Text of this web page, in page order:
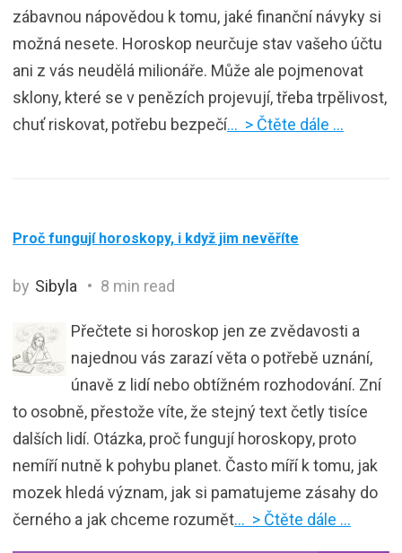
zábavnou nápovědou k tomu, jaké finanční návyky si
možná nesete. Horoskop neurčuje stav vašeho účtu
ani z vás neudělá milionáře. Může ale pojmenovat
sklony, které se v penězích projevují, třeba trpělivost,
chuť riskovat, potřebu bezpečí… > Čtěte dále …
Proč fungují horoskopy, i když jim nevěříte
by Sibyla 8 min read
Přečtete si horoskop jen ze zvědavosti a
najednou vás zarazí věta o potřebě uznání,
únavě z lidí nebo obtížném rozhodování. Zní
to osobně, přestože víte, že stejný text četly tisíce
dalších lidí. Otázka, proč fungují horoskopy, proto
nemíří nutně k pohybu planet. Často míří k tomu, jak
mozek hledá význam, jak si pamatujeme zásahy do
černého a jak chceme rozumět… > Čtěte dále …